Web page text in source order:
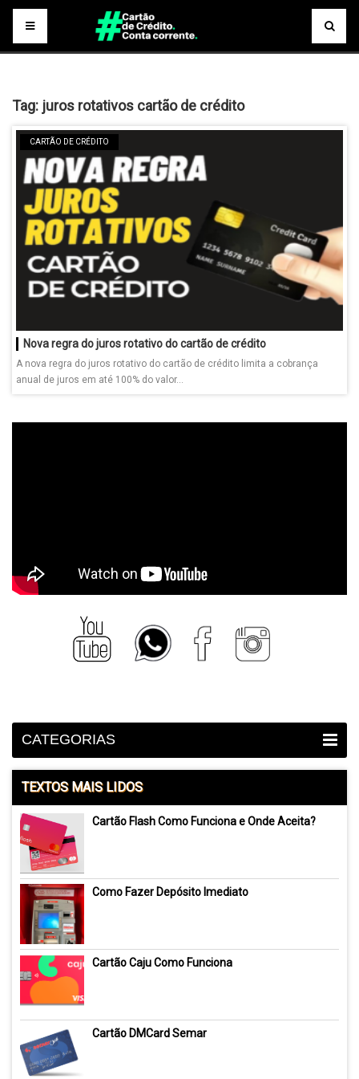
Tag: juros rotativos cartão de crédito
CARTÃO DE CRÉDITO
Nova regra do juros rotativo do cartão de crédito
A nova regra do juros rotativo do cartão de crédito limita a cobrança
anual de juros em até 100% do valor...
CATEGORIAS
TEXTOS MAIS LIDOS
Cartão Flash Como Funciona e Onde Aceita?
Como Fazer Depósito Imediato
Cartão Caju Como Funciona
Cartão DMCard Semar